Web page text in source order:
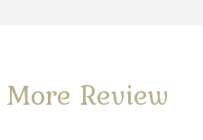
More Review